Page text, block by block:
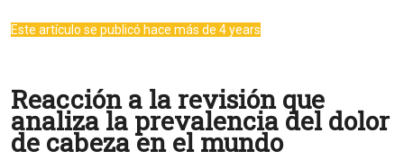
Este artículo se publicó hace más de 4 years
Reacción a la revisión que
analiza la prevalencia del dolor
de cabeza en el mundo